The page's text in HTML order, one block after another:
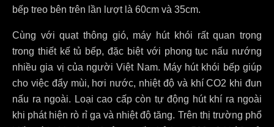
bếp treo bên trên lần lượt là 60cm và 35cm.
Cùng với quạt thông gió, máy hút khói rất quan trọng
trong thiết kế tủ bếp, đặc biệt với phong tục nấu nướng
nhiều gia vị của người Việt Nam. Máy hút khói bếp giúp
cho việc đẩy mùi, hơi nước, nhiệt độ và khí CO2 khi đun
nấu ra ngoài. Loại cao cấp còn tự động hút khí ra ngoài
khi phát hiện rò rỉ ga và nhiệt độ tăng. Trên thị trường phổ